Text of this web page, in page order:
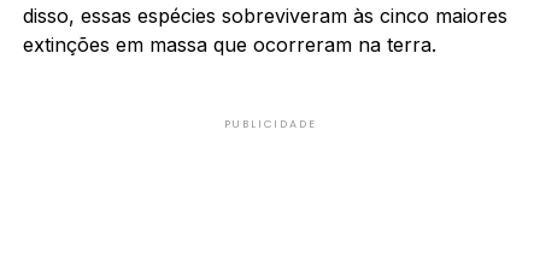
disso, essas espécies sobreviveram às cinco maiores
extinções em massa que ocorreram na terra.
PUBLICIDADE